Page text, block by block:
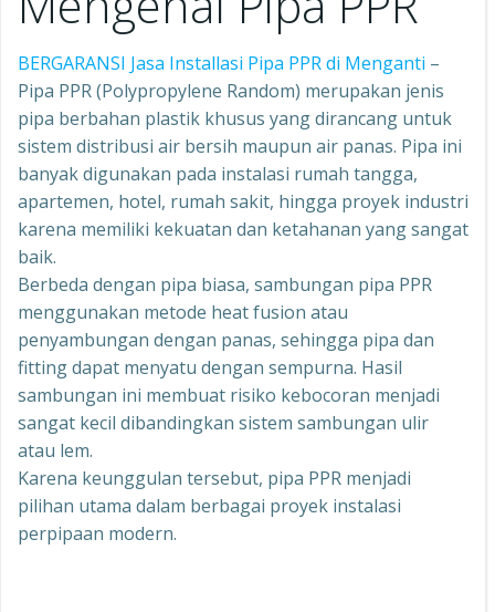
BERGARANSI Jasa Installasi Pipa PPR di Menganti –
Pipa PPR (Polypropylene Random) merupakan jenis
pipa berbahan plastik khusus yang dirancang untuk
sistem distribusi air bersih maupun air panas. Pipa ini
banyak digunakan pada instalasi rumah tangga,
apartemen, hotel, rumah sakit, hingga proyek industri
karena memiliki kekuatan dan ketahanan yang sangat
baik.
Berbeda dengan pipa biasa, sambungan pipa PPR
menggunakan metode heat fusion atau
penyambungan dengan panas, sehingga pipa dan
fitting dapat menyatu dengan sempurna. Hasil
sambungan ini membuat risiko kebocoran menjadi
sangat kecil dibandingkan sistem sambungan ulir
atau lem.
Karena keunggulan tersebut, pipa PPR menjadi
pilihan utama dalam berbagai proyek instalasi
perpipaan modern.